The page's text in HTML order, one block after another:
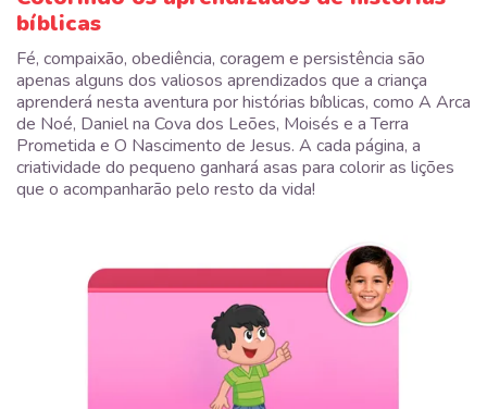
bíblicas
Fé, compaixão, obediência, coragem e persistência são
apenas alguns dos valiosos aprendizados que a criança
aprenderá nesta aventura por histórias bíblicas, como A Arca
de Noé, Daniel na Cova dos Leões, Moisés e a Terra
Prometida e O Nascimento de Jesus. A cada página, a
criatividade do pequeno ganhará asas para colorir as lições
que o acompanharão pelo resto da vida!